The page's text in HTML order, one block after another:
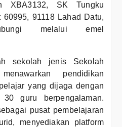
XBA3132, SK Tungku
91118 Lahad Datu,
melalui emel
sekolah jenis Sekolah
pendidikan
yang dijaga dengan
guru berpengalaman.
pusat pembelajaran
menyediakan platform